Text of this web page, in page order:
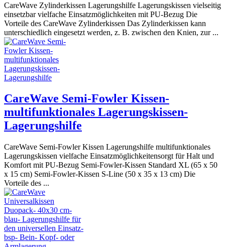
CareWave Zylinderkissen Lagerungshilfe Lagerungskissen vielseitig
einsetzbar vielfache Einsatzmöglichkeiten mit PU-Bezug Die
Vorteile des CareWave Zylinderkissen Das Zylinderkissen kann
unterschiedlich eingesetzt werden, z. B. zwischen den Knien, zur ...
CareWave Semi-Fowler Kissen-
multifunktionales Lagerungskissen-
Lagerungshilfe
CareWave Semi-Fowler Kissen Lagerungshilfe multifunktionales
Lagerungskissen vielfache Einsatzmöglichkeitensorgt für Halt und
Komfort mit PU-Bezug Semi-Fowler-Kissen Standard XL (65 x 50
x 15 cm) Semi-Fowler-Kissen S-Line (50 x 35 x 13 cm) Die
Vorteile des ...